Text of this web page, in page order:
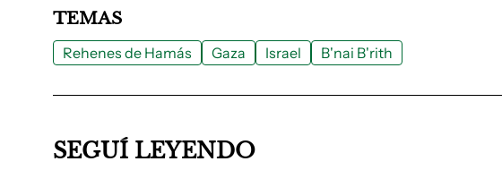
TEMAS
Rehenes de Hamás Gaza Israel B'nai B'rith
SEGUÍ LEYENDO